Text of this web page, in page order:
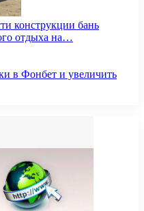
конструкции бань
отдыха на…
в Фонбет и увеличить